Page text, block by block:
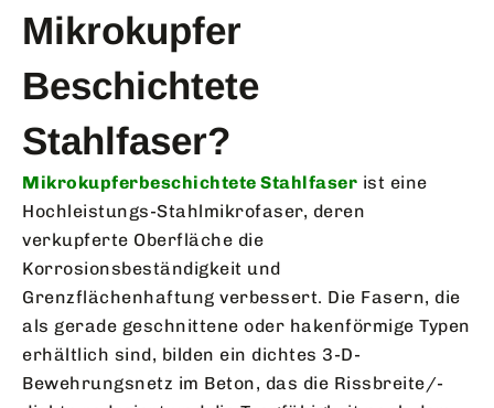
Mikrokupfer
Beschichtete
Stahlfaser?
Mikrokupferbeschichtete Stahlfaser ist eine
Hochleistungs-Stahlmikrofaser, deren
verkupferte Oberfläche die
Korrosionsbeständigkeit und
Grenzflächenhaftung verbessert. Die Fasern, die
als gerade geschnittene oder hakenförmige Typen
erhältlich sind, bilden ein dichtes 3-D-
Bewehrungsnetz im Beton, das die Rissbreite/-